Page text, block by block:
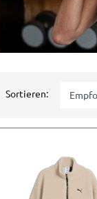
Sortieren: